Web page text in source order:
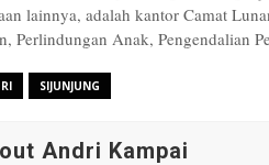
lainnya, adalah kantor Camat
Perlindungan Anak, Pengendalian
SIJUNJUNG
Andri Kampai